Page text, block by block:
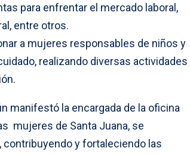
para enfrentar el mercado laboral,
entre otros.
a mujeres responsables de niños y
realizando diversas actividades
manifestó la encargada de la oficina
mujeres de Santa Juana, se
contribuyendoy fortaleciendo las